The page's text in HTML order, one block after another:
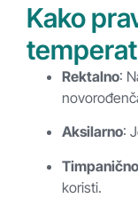
Kako
Rektalno:
Aksilarno:
Timpanično
koristi.